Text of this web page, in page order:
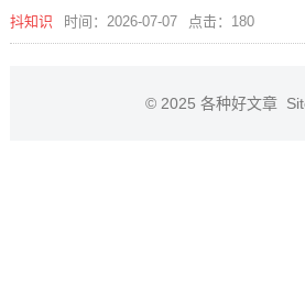
抖知识 时间：2026-07-07 点击：180
© 2025 各种好文章